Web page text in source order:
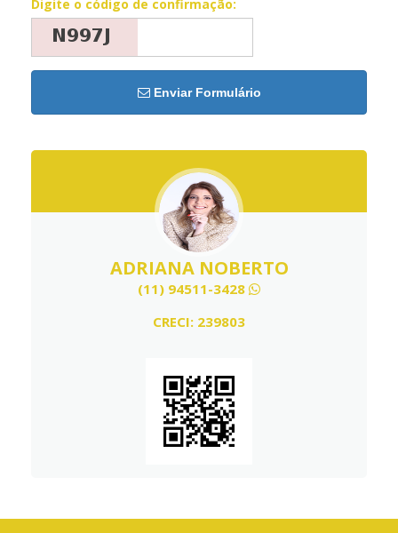
Digite o código de confirmação:
Enviar Formulário
ADRIANA NOBERTO
(11) 94511-3428
CRECI: 239803